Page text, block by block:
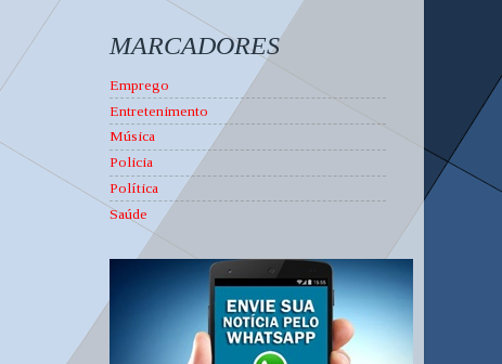
MARCADORES
Emprego
Entretenimento
Música
Policia
Política
Saúde